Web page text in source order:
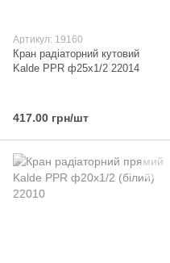
Артикул: 19160
Кран радіаторний кутовий
Kalde PPR ф25x1/2 22014
417.00 грн/шт